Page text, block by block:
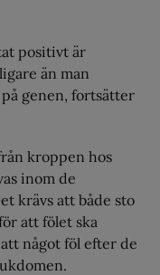
positivt är
än man
genen, fortsätter
kroppen hos
inom de
krävs att både sto
att fölet ska
något föl efter de